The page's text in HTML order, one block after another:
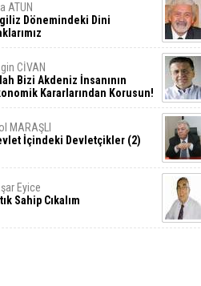
ATUN
Dönemindeki Dini
CİVAN
Bizi Akdeniz İnsanının
Kararlarından Korusun!
MARAŞLI
İçindeki Devletçikler (2)
Eyice
Sahip Cıkalım